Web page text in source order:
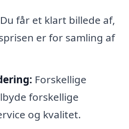
Du får et klart billede af,
er for samling af
Forskellige
forskellige
og kvalitet.